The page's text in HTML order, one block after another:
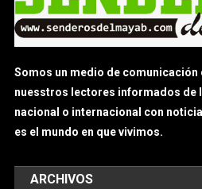
Somos un medio de comunicación
nuesstros lectores informados de
nacional o internacional con
es el mundo en que vivimos.
ARCHIVOS